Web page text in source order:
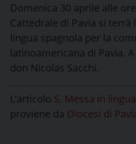
Domenica 30 aprile alle
Cattedrale di Pavia si terrà
lingua spagnola per la
latinoamericana di Pavia.
don Nicolas Sacchi.
L’articolo S. Messa in
proviene da Diocesi di